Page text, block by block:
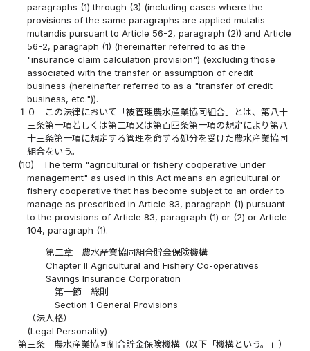
paragraphs (1) through (3) (including cases where the
provisions of the same paragraphs are applied mutatis
mutandis pursuant to Article 56-2, paragraph (2)) and Article
56-2, paragraph (1) (hereinafter referred to as the
"insurance claim calculation provision") (excluding those
associated with the transfer or assumption of credit
business (hereinafter referred to as a "transfer of credit
business, etc.")).
１０
この法律において「被管理農水産業協同組合」とは、第八十
三条第一項若しくは第二項又は第百四条第一項の規定により第八
十三条第一項に規定する管理を命ずる処分を受けた農水産業協同
組合をいう。
(10)
The term "agricultural or fishery cooperative under
management" as used in this Act means an agricultural or
fishery cooperative that has become subject to an order to
manage as prescribed in Article 83, paragraph (1) pursuant
to the provisions of Article 83, paragraph (1) or (2) or Article
104, paragraph (1).
第二章 農水産業協同組合貯金保険機構
Chapter II Agricultural and Fishery Co-operatives
Savings Insurance Corporation
第一節 総則
Section 1 General Provisions
（法人格）
(Legal Personality)
第三条
農水産業協同組合貯金保険機構（以下「機構という。」）